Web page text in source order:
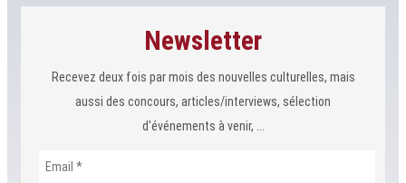
Newsletter
Recevez deux fois par mois des nouvelles culturelles, mais
aussi des concours, articles/interviews, sélection
d'événements à venir, ...